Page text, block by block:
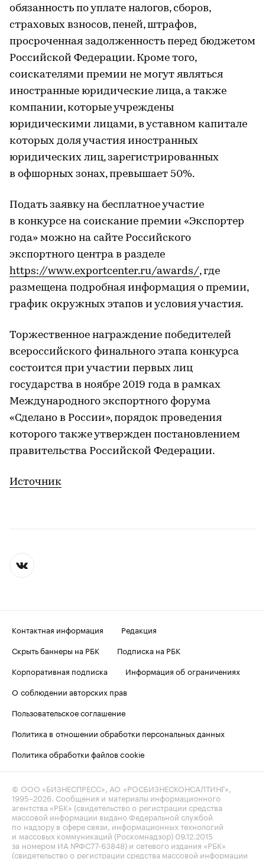
обязанность по уплате налогов, сборов,
страховых взносов, пеней, штрафов,
просроченная задолженность перед бюджетом
Российской Федерации. Кроме того,
соискателями премии не могут являться
иностранные юридические лица, а также
компании, которые учреждены
юридическими лицами, в уставном капитале
которых доля участия иностранных
юридических лиц, зарегистрированных
в офшорных зонах, превышает 50%.
Подать заявку на бесплатное участие
в конкурсе на соискание премии «Экспортер
года» можно на сайте Российского
экспортного центра в разделе
https://www.exportcenter.ru/awards/, где
размещена подробная информация о премии,
график окружных этапов и условия участия.
Торжественное награждение победителей
всероссийского финального этапа конкурса
состоится при участии первых лиц
государства в ноябре 2019 года в рамках
Международного экспортного форума
«Сделано в России», порядок проведения
которого также утвержден постановлением
правительства Российской Федерации.
Источник
Контактная информация
Редакция
Скрыть баннеры на РБК
Подписка на РБК
Корпоративная подписка
Информация об ограничениях
О соблюдении авторских прав
Пользовательское соглашение
Политика в отношении обработки персональных данных
Политика обработки файлов cookie
© ООО «БИЗНЕСПРЕСС», АО «РОСБИЗНЕСКОНСАЛТИНГ»,
1995–2026. Сообщения и материалы информационного
агентства «РБК» (свидетельство о регистрации средства
массовой информации выдано Федеральной службой
по надзору в сфере связи, информационных технологий
и массовых коммуникаций (Роскомнадзор) 09.12.2015
за номером ИА №ФС77-63848) и сетевого издания «РБК»
(свидетельство о регистрации средства массовой информации